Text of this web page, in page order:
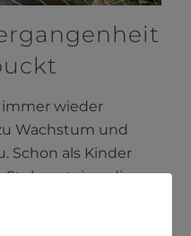
wieder
Wachstum und
Schon als Kinder
Stolpersteine, die
wieder